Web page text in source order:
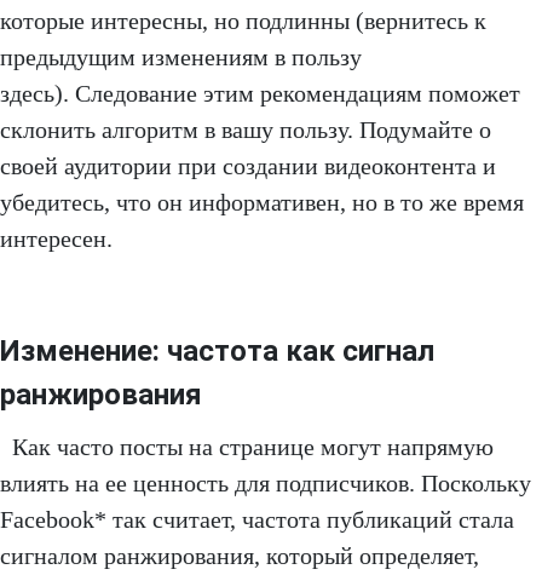
которые интересны, но подлинны (вернитесь к
предыдущим изменениям в пользу
здесь). Следование этим рекомендациям поможет
склонить алгоритм в вашу пользу. Подумайте о
своей аудитории при создании видеоконтента и
убедитесь, что он информативен, но в то же время
интересен.
Изменение: частота как сигнал
ранжирования
Как часто посты на странице могут напрямую
влиять на ее ценность для подписчиков. Поскольку
Facebook* так считает, частота публикаций стала
сигналом ранжирования, который определяет,